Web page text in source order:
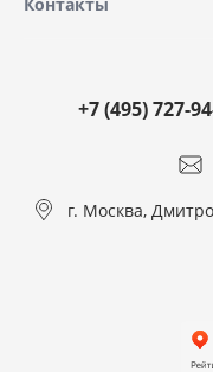
Контакты
+7 (495) 727-
г. Москва,